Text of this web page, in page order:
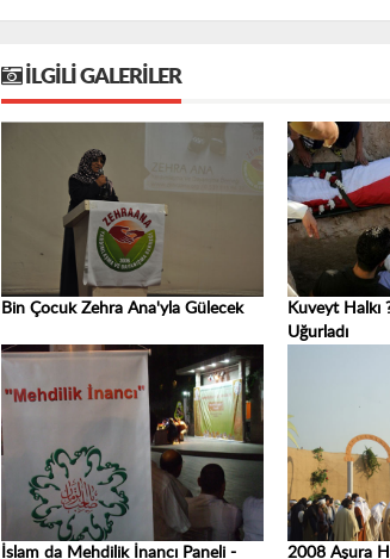
İLGILI GALERILER
Bin Çocuk Zehra Ana'yla Gülecek
Kuveyt Halkı
Uğurladı
İslam da Mehdilik İnancı Paneli -
2008 Aşura